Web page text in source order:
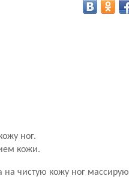
ног.
кожи.
на чистую кожу ног